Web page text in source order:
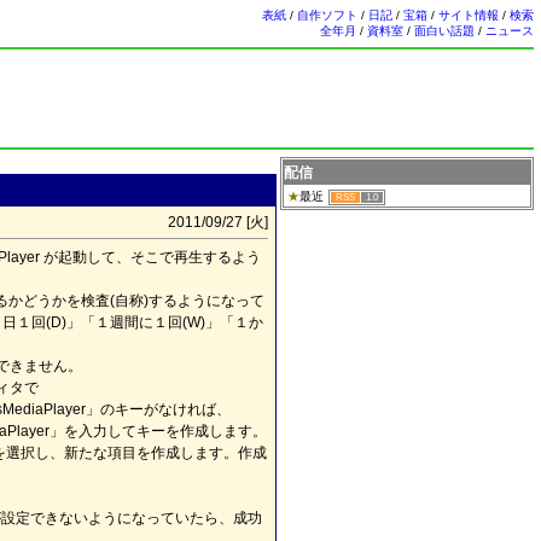
表紙 / 自作ソフト / 日記 / 宝箱 / サイト情報 / 検索
全年月 / 資料室 / 面白い話題 / ニュース
2011/09/27 [火]
が起動して、そこで再生するよう
どうかを検査(自称)するようになって
１回(D)」「１週間に１回(W)」「１か
ません。
タで
」のキーがなければ、
」を入力してキーを作成します。
択し、新たな項目を作成します。作成
定できないようになっていたら、成功
配信
最近 RSS 1.0